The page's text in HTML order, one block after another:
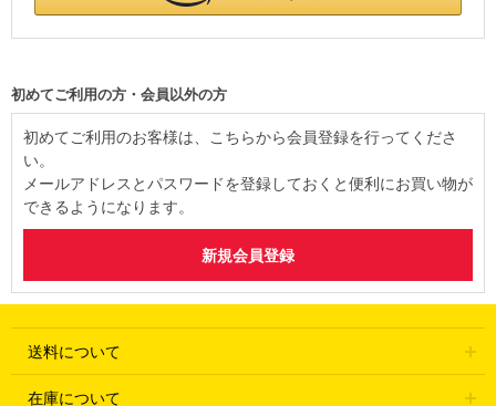
初めてご利用の方・会員以外の方
初めてご利用のお客様は、こちらから会員登録を行ってくださ
い。
メールアドレスとパスワードを登録しておくと便利にお買い物が
できるようになります。
送料について
在庫について